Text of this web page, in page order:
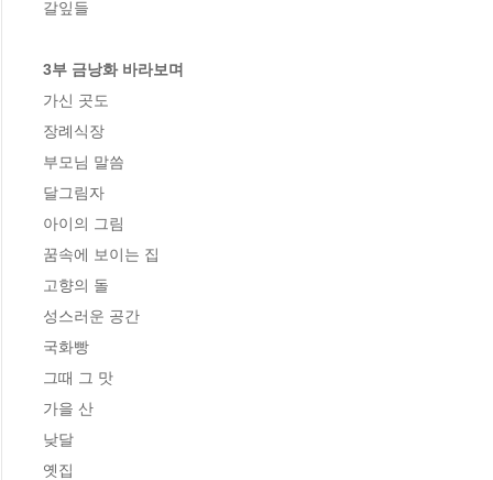
갈잎들
3부 금낭화 바라보며
가신 곳도
장례식장
부모님 말씀
달그림자
아이의 그림
꿈속에 보이는 집
고향의 돌
성스러운 공간
국화빵
그때 그 맛
가을 산
낮달
옛집